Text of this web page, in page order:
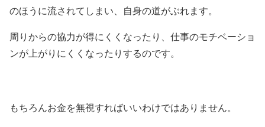
のほうに流されてしまい、自身の道がぶれます。
周りからの協力が得にくくなったり、仕事のモチベーショ
ンが上がりにくくなったりするのです。
もちろんお金を無視すればいいわけではありません。